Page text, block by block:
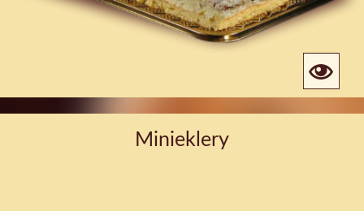
Minieklery